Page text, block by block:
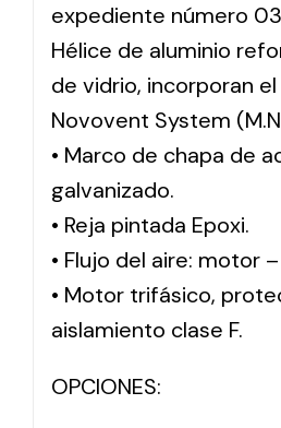
expediente número
Hélice de aluminio
de vidrio, incorporan
Novovent System
• Marco de chapa de
galvanizado.
• Reja pintada Epoxi.
• Flujo del aire: motor
• Motor trifásico,
aislamiento clase F.
OPCIONES: